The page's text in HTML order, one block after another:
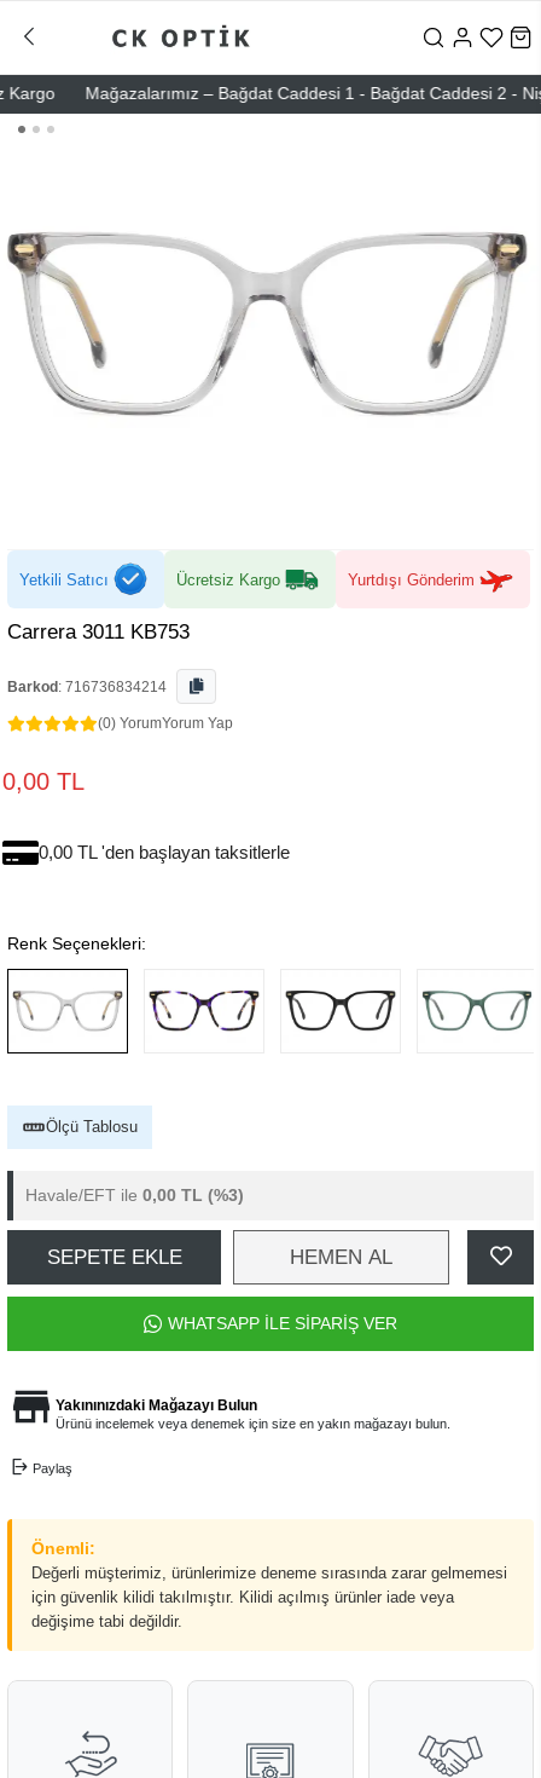
Mağazalarımız – Bağdat Caddesi 1 - Bağdat Caddesi 2 -
Yetkili Satıcı Ücretsiz Kargo Yurtdışı Gönderim
Carrera 3011 KB753
Barkod : 716736834214
(0) YorumYorum Yap
0,00 TL
0,00 TL 'den başlayan taksitlerle
Renk Seçenekleri:
Ölçü Tablosu
Havale/EFT ile 0,00 TL (%3)
SEPETE EKLE HEMEN AL
WHATSAPP İLE SİPARİŞ VER
Yakınınızdaki Mağazayı Bulun
Ürünü incelemek veya denemek için size en yakın mağazayı bulun.
Paylaş
Önemli:
Değerli müşterimiz, ürünlerimize deneme sırasında zarar gelmemesi
için güvenlik kilidi takılmıştır. Kilidi açılmış ürünler iade veya
değişime tabi değildir.